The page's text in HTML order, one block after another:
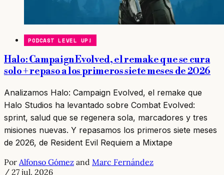
PODCAST LEVEL UP!
Halo: Campaign Evolved, el remake que se cura
solo + repaso a los primeros siete meses de 2026
Analizamos Halo: Campaign Evolved, el remake que
Halo Studios ha levantado sobre Combat Evolved:
sprint, salud que se regenera sola, marcadores y tres
misiones nuevas. Y repasamos los primeros siete meses
de 2026, de Resident Evil Requiem a Mixtape
Por Alfonso Gómez and Marc Fernández
/ 27 jul. 2026